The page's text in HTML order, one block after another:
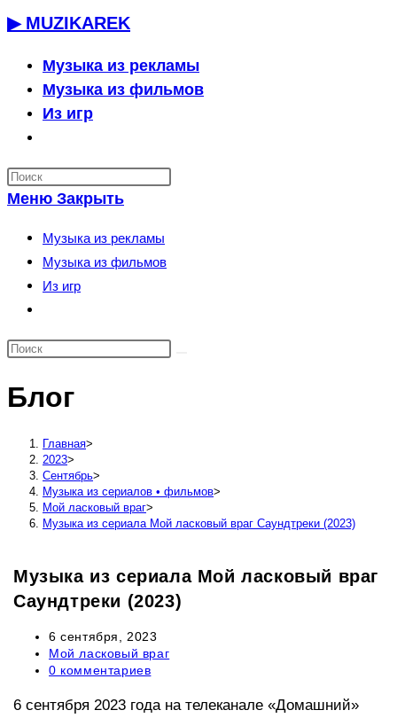
Перейти
содержимому
▶ MUZIKAREK
Музыка из рекламы
Музыка из фильмов
Из игр
по
веб-
сайту
Меню Закрыть
Музыка из рекламы
Музыка из фильмов
Из игр
по
сайту
Блог
Главная>
2023>
Сентябрь>
Музыка из сериалов • фильмов>
Мой ласковый враг>
Музыка из сериала Мой ласковый враг Саундтреки (2023)
Музыка из сериала Мой ласковый враг
Саундтреки (2023)
Запись
опубликована:
6 сентября, 2023
Рубрика
записи:
Мой ласковый враг
Комментарии
записи:
0 комментариев
6 сентября 2023 года на телеканале «Домашний»